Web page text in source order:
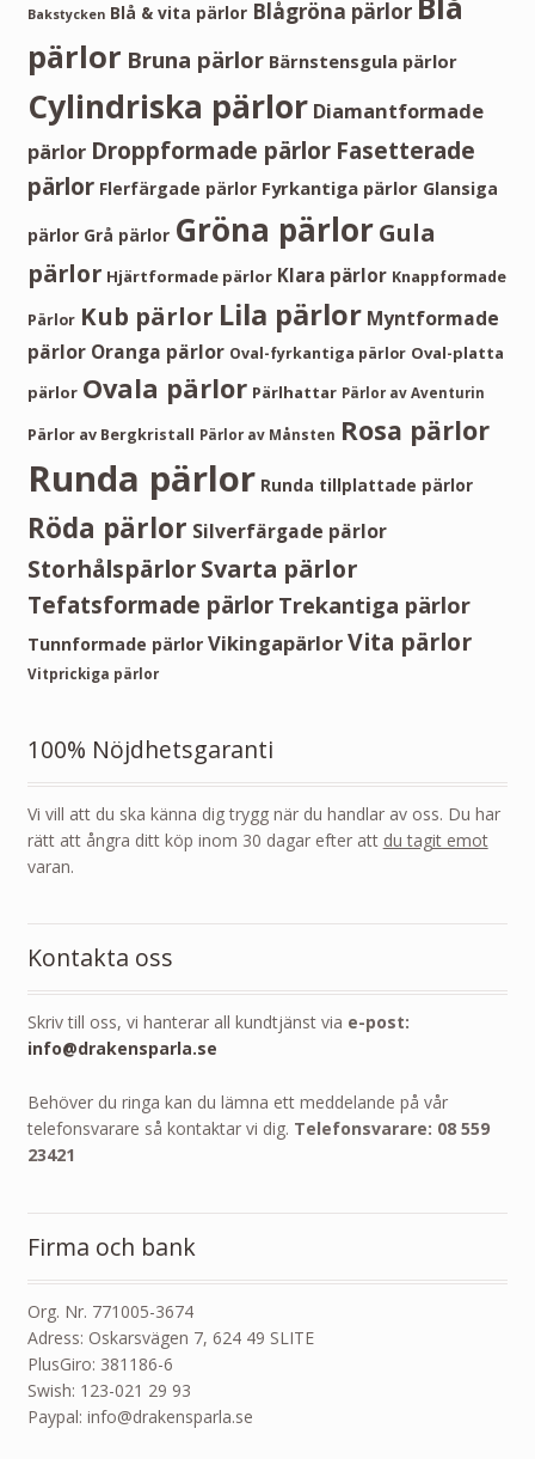
Bakstycken Blå & vita pärlor Blågröna pärlor
pärlor Bruna pärlor Bärnstensgula pärlor
Cylindriska pärlor Diamantformade
pärlor Droppformade pärlor Fasetterade
pärlor Flerfärgade pärlor Fyrkantiga pärlor Glansiga
pärlor Grå pärlor Gröna pärlorGula
pärlor Hjärtformade pärlor Klara pärlor Knappformade
Pärlor Kub pärlor Lila pärlor Myntformade
pärlor Oranga pärlor Oval-fyrkantiga pärlor Oval-platta
pärlor Ovala pärlor Pärlhattar Pärlor av Aventurin
Pärlor av Bergkristall Pärlor av Månsten Rosa pärlor
Runda pärlor Runda tillplattade pärlor
Röda pärlor Silverfärgade pärlor
StorhålspärlorSvarta pärlor
Tefatsformade pärlor Trekantiga pärlor
Tunnformade pärlor VikingapärlorVita pärlor
Vitprickiga pärlor
100% Nöjdhetsgaranti
Vi vill att du ska känna dig trygg när du handlar av oss. Du har
rätt att ångra ditt köp inom 30 dagar efter att du tagit emot
varan.
Kontakta oss
Skriv till oss, vi hanterar all kundtjänst via e-post:
info@drakensparla.se
Behöver du ringa kan du lämna ett meddelande på vår
telefonsvarare så kontaktar vi dig. Telefonsvarare: 08 559
23421
Firma och bank
Org. Nr. 771005-3674
Adress: Oskarsvägen 7, 624 49 SLITE
PlusGiro: 381186-6
Swish: 123-021 29 93
Paypal: info@drakensparla.se